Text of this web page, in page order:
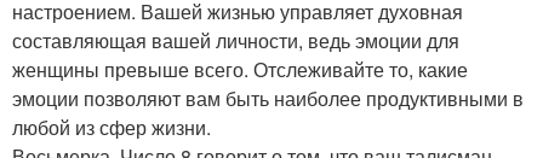
настроением. Вашей жизнью управляет духовная
составляющая вашей личности, ведь эмоции для
женщины превыше всего. Отслеживайте то, какие
эмоции позволяют вам быть наиболее продуктивными в
любой из сфер жизни.